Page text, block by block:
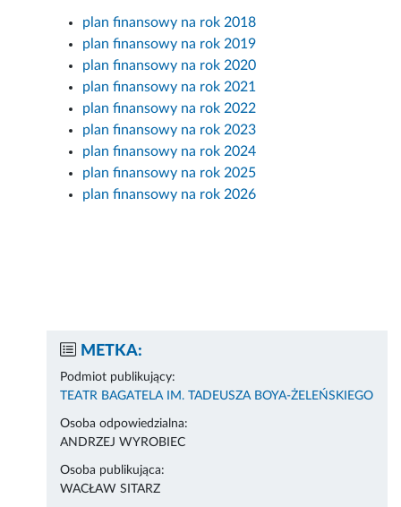
plan finansowy na rok 2018
plan finansowy na rok 2019
plan finansowy na rok 2020
plan finansowy na rok 2021
plan finansowy na rok 2022
plan finansowy na rok 2023
plan finansowy na rok 2024
plan finansowy na rok 2025
plan finansowy na rok 2026
METKA:
Podmiot publikujący:
TEATR BAGATELA IM. TADEUSZA BOYA-ŻELEŃSKIEGO
Osoba odpowiedzialna:
ANDRZEJ WYROBIEC
Osoba publikująca:
WACŁAW SITARZ